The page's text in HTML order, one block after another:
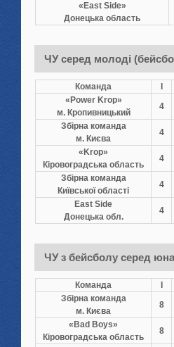
«East Side»
Донецька область
ЧУ серед молоді
Команда
«Power Krop»
м. Кропивницький
4
Збірна команда
м. Києва
4
«Krop»
Кіровоградська область
4
Збірна команда
Київської області
4
East Side
Донецька обл.
4
ЧУ з бейсболу серед
Команда
Збірна команда
м. Києва
8
«Bad Boys»
Кіровоградська область
8